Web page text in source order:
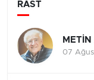
RAST
METİN
07